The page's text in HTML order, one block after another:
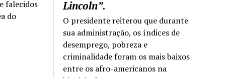
Lincoln”.
O presidente reiterou que durante
sua administração, os índices de
desemprego, pobreza e
criminalidade foram os mais baixos
entre os afro-americanos na
falecidos
do